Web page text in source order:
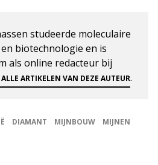
studeerde moleculaire
biotechnologie en is
als online redacteur bij
ALLE ARTIKELEN VAN DEZE AUTEUR.
DIAMANT MIJNBOUW MIJNEN